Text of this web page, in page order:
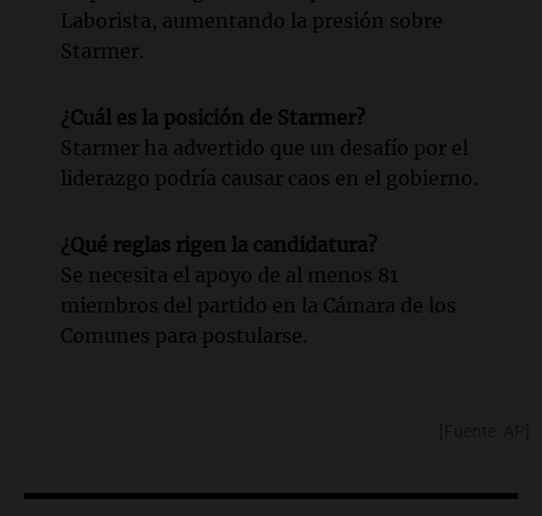
Laborista, aumentando la presión sobre
Starmer.
¿Cuál es la posición de Starmer?
Starmer ha advertido que un desafío por el
liderazgo podría causar caos en el gobierno.
¿Qué reglas rigen la candidatura?
Se necesita el apoyo de al menos 81
miembros del partido en la Cámara de los
Comunes para postularse.